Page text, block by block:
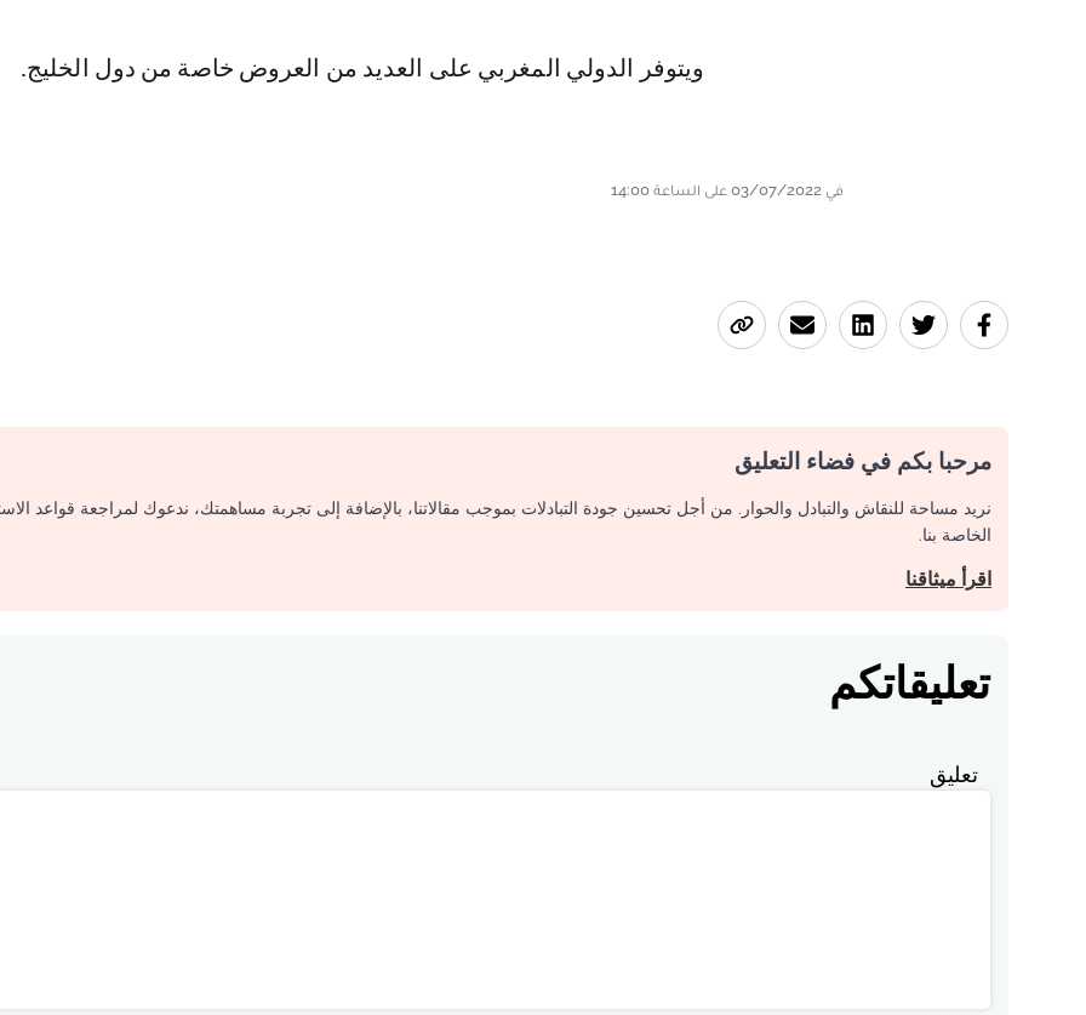
ويتوفر الدولي المغربي على العديد من العروض خاصة من دول الخليج.
في 03/07/2022 على الساعة 14:00
مرحبا بكم في فضاء التعليق
نريد مساحة للنقاش والتبادل والحوار. من أجل تحسين جودة التبادلات بموجب مقالاتنا، بالإضافة إلى تجربة مساهمتك، ندعوك لمراجعة قواعد
الخاصة بنا.
اقرأ ميثاقنا
تعليقاتكم
تعليق